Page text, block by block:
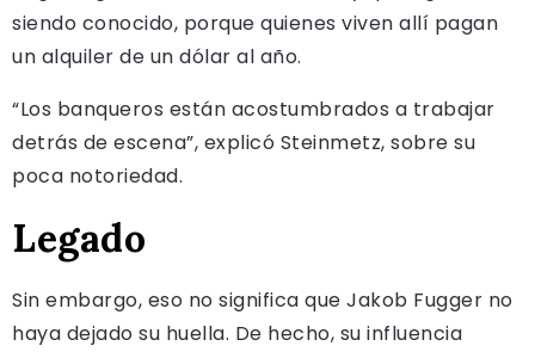
siendo conocido, porque quienes viven allí pagan
un alquiler de un dólar al año.
“Los banqueros están acostumbrados a trabajar
detrás de escena”, explicó Steinmetz, sobre su
poca notoriedad.
Legado
Sin embargo, eso no significa que Jakob Fugger no
haya dejado su huella. De hecho, su influencia